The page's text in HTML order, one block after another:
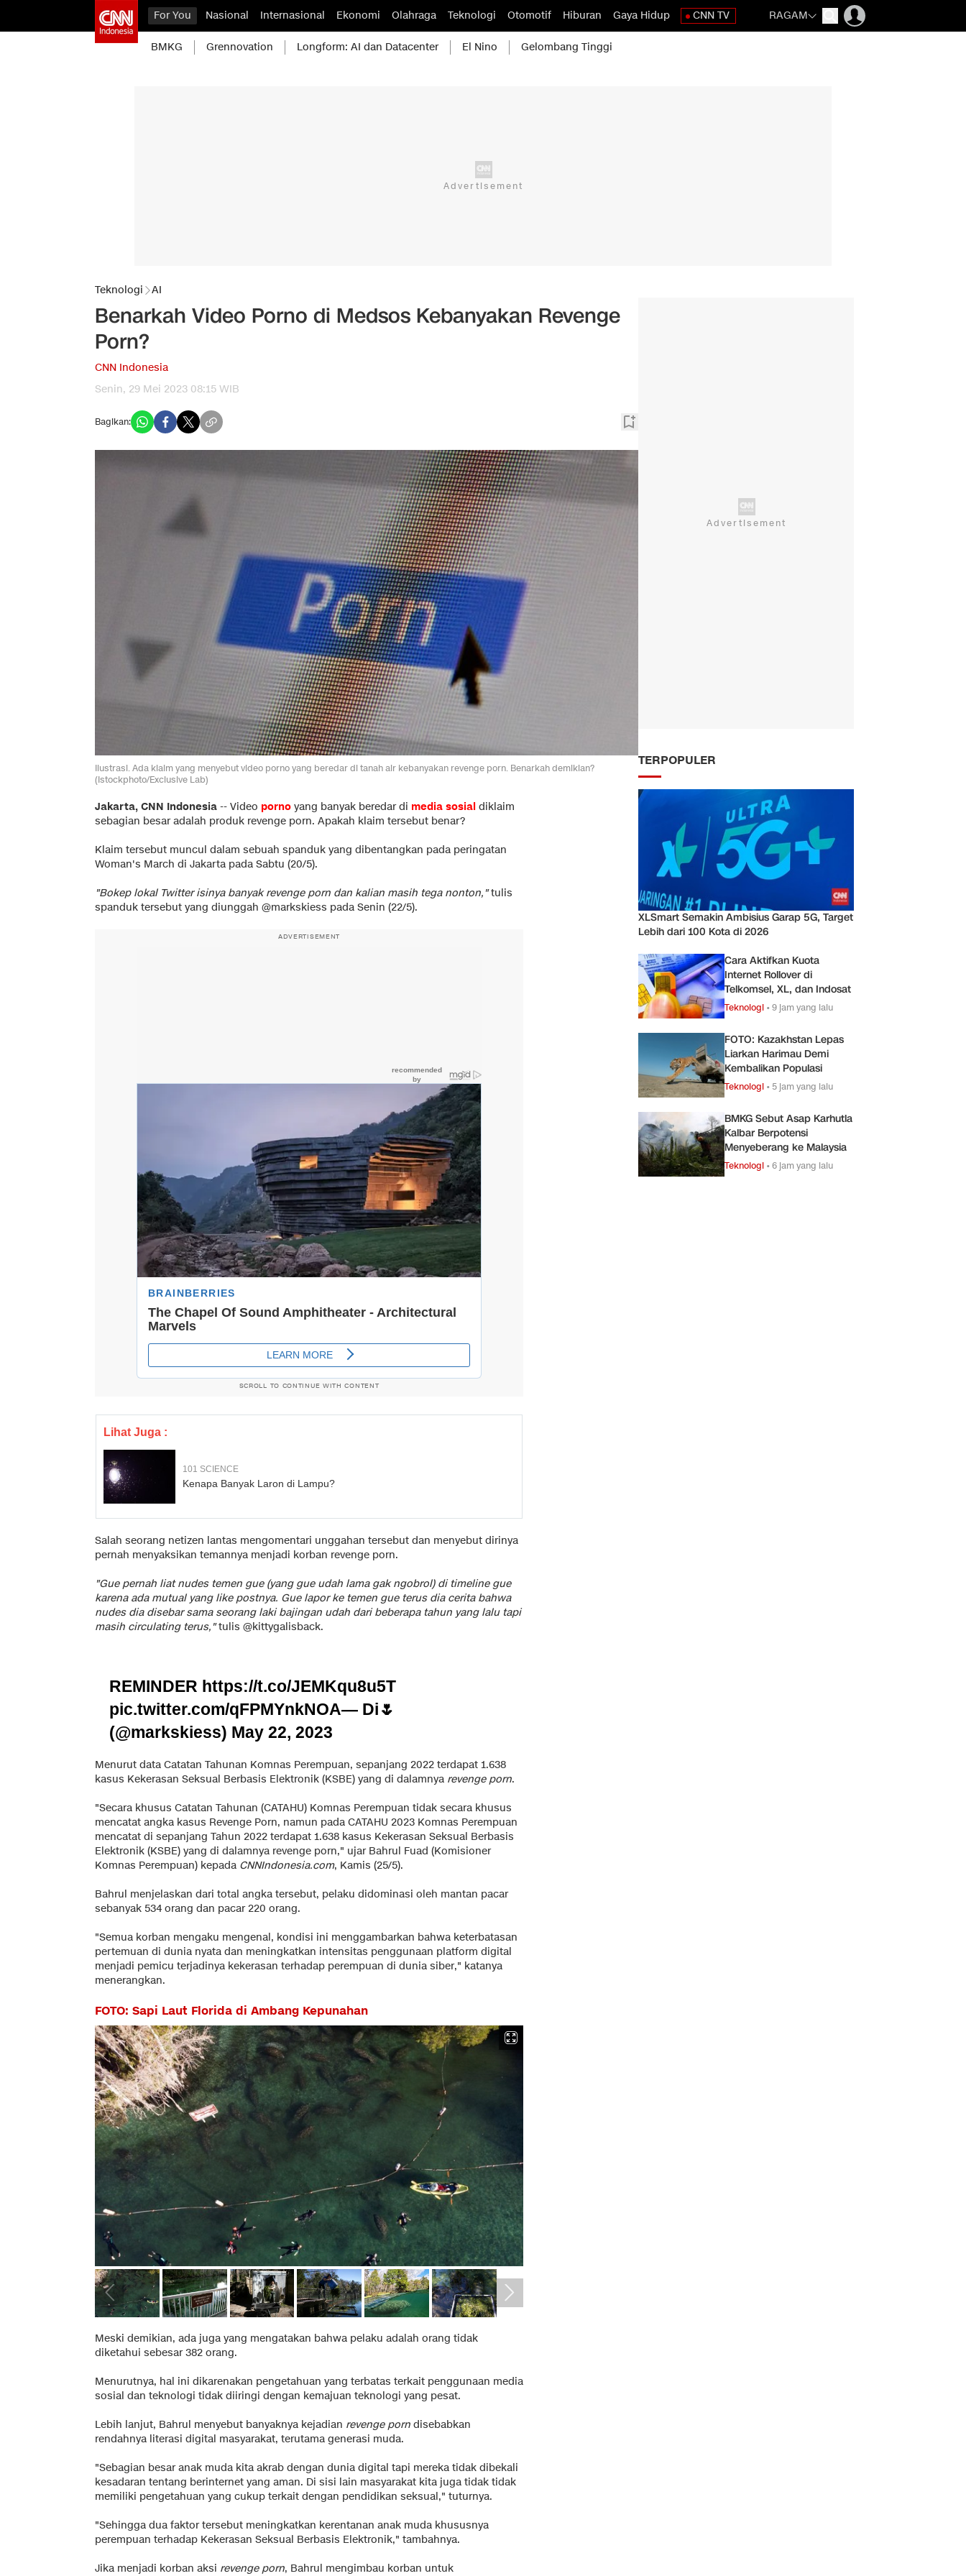
For You Nasional Internasional Ekonomi Olahraga Teknologi Otomotif Hiburan Gaya Hidup CNN TV RAGAM
BMKG Grennovation Longform: AI dan Datacenter El Nino Gelombang Tinggi
Teknologi AI
Benarkah Video Porno di Medsos Kebanyakan Revenge
Porn?
CNN Indonesia
Senin, 29 Mei 2023 08:15 WIB
Bagikan:
Ilustrasi. Ada klaim yang menyebut video porno yang beredar di tanah air kebanyakan revenge porn. Benarkah demikian?
(Istockphoto/Exclusive Lab)
Jakarta, CNN Indonesia -- Video porno yang banyak beredar di media sosial diklaim
sebagian besar adalah produk revenge porn. Apakah klaim tersebut benar?
Klaim tersebut muncul dalam sebuah spanduk yang dibentangkan pada peringatan
Woman's March di Jakarta pada Sabtu (20/5).
"Bokep lokal Twitter isinya banyak revenge porn dan kalian masih tega nonton,"tulis
spanduk tersebut yang diunggah @markskiess pada Senin (22/5).
ADVERTISEMENT
SCROLL TO CONTINUE WITH CONTENT
Lihat Juga :
101 SCIENCE
Kenapa Banyak Laron di Lampu?
Salah seorang netizen lantas mengomentari unggahan tersebut dan menyebut dirinya
pernah menyaksikan temannya menjadi korban revenge porn.
"Gue pernah liat nudes temen gue (yang gue udah lama gak ngobrol) di timeline gue
karena ada mutual yang like postnya. Gue lapor ke temen gue terus dia cerita bahwa
nudes dia disebar sama seorang laki bajingan udah dari beberapa tahun yang lalu tapi
masih circulating terus,"tulis @kittygalisback.
REMINDER https://t.co/JEMKqu8u5T
pic.twitter.com/qFPMYnkNOA— Di🌷
(@markskiess) May 22, 2023
Menurut data Catatan Tahunan Komnas Perempuan, sepanjang 2022 terdapat 1.638
kasus Kekerasan Seksual Berbasis Elektronik (KSBE) yang di dalamnya revenge porn.
"Secara khusus Catatan Tahunan (CATAHU) Komnas Perempuan tidak secara khusus
mencatat angka kasus Revenge Porn, namun pada CATAHU 2023 Komnas Perempuan
mencatat di sepanjang Tahun 2022 terdapat 1.638 kasus Kekerasan Seksual Berbasis
Elektronik (KSBE) yang di dalamnya revenge porn," ujar Bahrul Fuad (Komisioner
Komnas Perempuan) kepada CNNIndonesia.com, Kamis (25/5).
Bahrul menjelaskan dari total angka tersebut, pelaku didominasi oleh mantan pacar
sebanyak 534 orang dan pacar 220 orang.
"Semua korban mengaku mengenal, kondisi ini menggambarkan bahwa keterbatasan
pertemuan di dunia nyata dan meningkatkan intensitas penggunaan platform digital
menjadi pemicu terjadinya kekerasan terhadap perempuan di dunia siber," katanya
menerangkan.
FOTO: Sapi Laut Florida di Ambang Kepunahan
Meski demikian, ada juga yang mengatakan bahwa pelaku adalah orang tidak
diketahui sebesar 382 orang.
Menurutnya, hal ini dikarenakan pengetahuan yang terbatas terkait penggunaan media
sosial dan teknologi tidak diiringi dengan kemajuan teknologi yang pesat.
Lebih lanjut, Bahrul menyebut banyaknya kejadian revenge porn disebabkan
rendahnya literasi digital masyarakat, terutama generasi muda.
"Sebagian besar anak muda kita akrab dengan dunia digital tapi mereka tidak dibekali
kesadaran tentang berinternet yang aman. Di sisi lain masyarakat kita juga tidak tidak
memiliki pengetahuan yang cukup terkait dengan pendidikan seksual," tuturnya.
"Sehingga dua faktor tersebut meningkatkan kerentanan anak muda khususnya
perempuan terhadap Kekerasan Seksual Berbasis Elektronik," tambahnya.
Jika menjadi korban aksi revenge porn, Bahrul mengimbau korban untuk
TERPOPULER
XLSmart Semakin Ambisius Garap 5G, Target
Lebih dari 100 Kota di 2026
Cara Aktifkan Kuota
Internet Rollover di
Telkomsel, XL, dan Indosat
Teknologi •9 jam yang lalu
FOTO: Kazakhstan Lepas
Liarkan Harimau Demi
Kembalikan Populasi
Teknologi • 5 jam yang lalu
BMKG Sebut Asap Karhutla
Kalbar Berpotensi
Menyeberang ke Malaysia
Teknologi •6 jam yang lalu